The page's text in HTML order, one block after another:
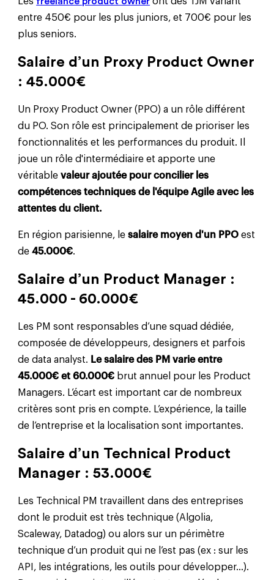
entre 450€ pour les plus juniors, et 700€ pour les
plus seniors.
Salaire d’un Proxy Product Owner
: 45.000€
Un Proxy Product Owner (PPO) a un rôle différent
du PO. Son rôle est principalement de prioriser les
fonctionnalités et les performances du produit. Il
joue un rôle d'intermédiaire et apporte une
véritablevaleur ajoutée pour concilier les
compétences techniques de l'équipe Agile avec les
attentes du client.
En région parisienne, lesalaire moyen d'un PPO est
de45.000€.
Salaire d’un Product Manager :
45.000 - 60.000€
Les PM sont responsables d’une squad dédiée,
composée de développeurs, designers et parfois
de data analyst. Le salaire des PM varie entre
45.000€ et 60.000€ brut annuel pour les Product
Managers. L’écart est important car de nombreux
critères sont pris en compte. L’expérience, la taille
de l’entreprise et la localisation sont importantes.
Salaire d’un Technical Product
Manager : 53.000€
Les Technical PM travaillent dans des entreprises
dont le produit est très technique (Algolia,
Scaleway, Datadog) ou alors sur un périmètre
technique d’un produit qui ne l’est pas (ex : sur les
API, les intégrations, les outils pour développer…).